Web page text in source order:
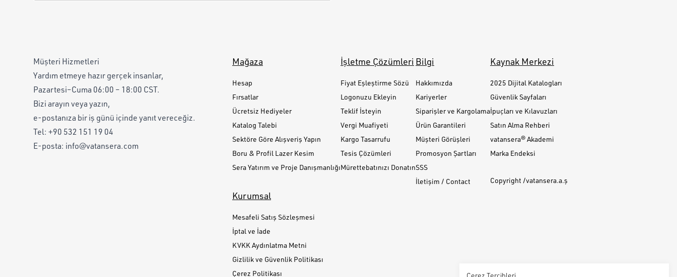
Çerez Tercihleri
Müşteri Hizmetleri
Yardım etmeye hazır gerçek insanlar,
Pazartesi–Cuma 06:00 – 18:00 CST.
Bizi arayın veya yazın,
e-postanıza bir iş günü içinde yanıt vereceğiz.
Tel: +90 532 151 19 04
E-posta: info@vatansera.com
Mağaza
Hesap
Fırsatlar
Ücretsiz Hediyeler
Katalog Talebi
Sektöre Göre Alışveriş Yapın
Boru & Profil Lazer Kesim
Sera Yatırım ve Proje Danışmanlığı
İşletme Çözümleri
Fiyat Eşleştirme Sözü
Logonuzu Ekleyin
Teklif İsteyin
Vergi Muafiyeti
Kargo Tasarrufu
Tesis Çözümleri
Mürettebatınızı Donatın
Bilgi
Hakkımızda
Kariyerler
Siparişler ve Kargolama
Ürün Garantileri
Müşteri Görüşleri
Promosyon Şartları
SSS
İletişim / Contact
Kaynak Merkezi
2025 Dijital Katalogları
Güvenlik Sayfaları
İpuçları ve Kılavuzları
Satın Alma Rehberi
vatansera® Akademi
Marka Endeksi
Copyright /vatansera.a.ş
Kurumsal
Mesafeli Satış Sözleşmesi
İptal ve İade
KVKK Aydınlatma Metni
Gizlilik ve Güvenlik Politikası
Çerez Politikası